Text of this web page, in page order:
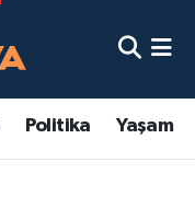
Politika Yaşam